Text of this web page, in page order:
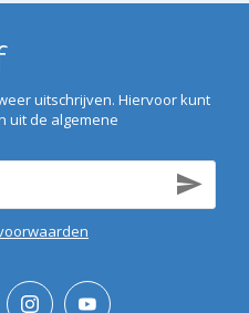
uitschrijven. Hiervoor kunt
uit de algemene